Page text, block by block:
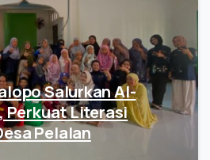
Salurkan Al-
Perkuat Literasi
Pelalan